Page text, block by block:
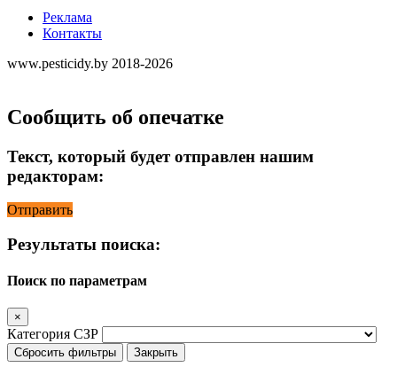
Реклама
Контакты
www.pesticidy.by 2018-2026
Сообщить об опечатке
Текст, который будет отправлен нашим
редакторам:
Отправить
Результаты поиска:
Поиск по параметрам
×
Категория СЗР
Сбросить фильтры Закрыть